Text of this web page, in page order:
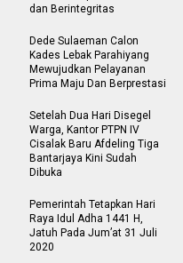
dan Berintegritas
Dede Sulaeman Calon
Kades Lebak Parahiyang
Mewujudkan Pelayanan
Prima Maju Dan Berprestasi
Setelah Dua Hari Disegel
Warga, Kantor PTPN IV
Cisalak Baru Afdeling Tiga
Bantarjaya Kini Sudah
Dibuka
Pemerintah Tetapkan Hari
Raya Idul Adha 1441 H,
Jatuh Pada Jum’at 31 Juli
2020